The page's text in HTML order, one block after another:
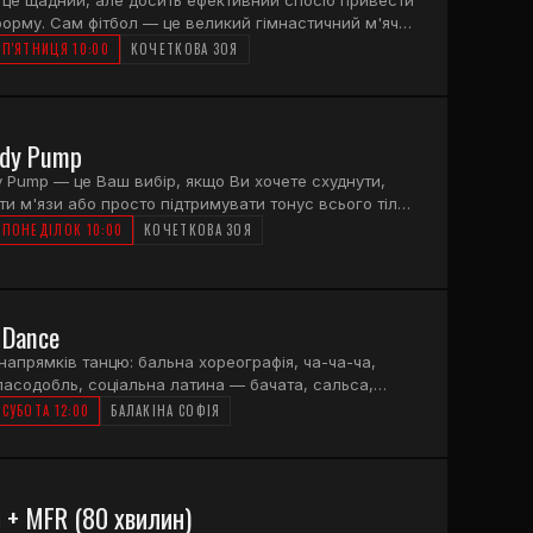
Сам фітбол — це великий гімнастичний м'яч,
з його використанням дають унікальну
впливати на м'язи спини і хребта. Фітнес ще не
рельєф всього тіла.
П'ЯТНИЦЯ 10:00 КОЧЕТКОВА ЗОЯ
Pump
Pump — це Ваш вибір, якщо Ви хочете схуднути,
м'язи або просто підтримувати тонус всього тіла.
з використанням штанги та блінів
великі м'язові групи. Підходить для всіх рівнів
ПОНЕДІЛОК 10:00 КОЧЕТКОВА ЗОЯ
танцю: бальна хореографія, ча-ча-ча,
соціальна латина — бачата, сальса,
реггетон. На цих заняттях Ви навчитеся розкуто
під будь-яку музику, вивчите танцювальні
СУБОТА 12:00 БАЛАКІНА СОФІЯ
MFR (80 хвилин)